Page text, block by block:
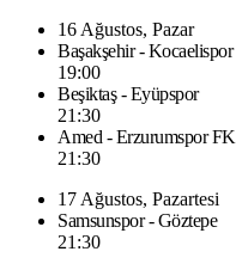
16 Ağustos, Pazar
Başakşehir - Kocaelispor
19:00
Beşiktaş - Eyüpspor
21:30
Amed - Erzurumspor FK
21:30
17 Ağustos, Pazartesi
Samsunspor - Göztepe
21:30